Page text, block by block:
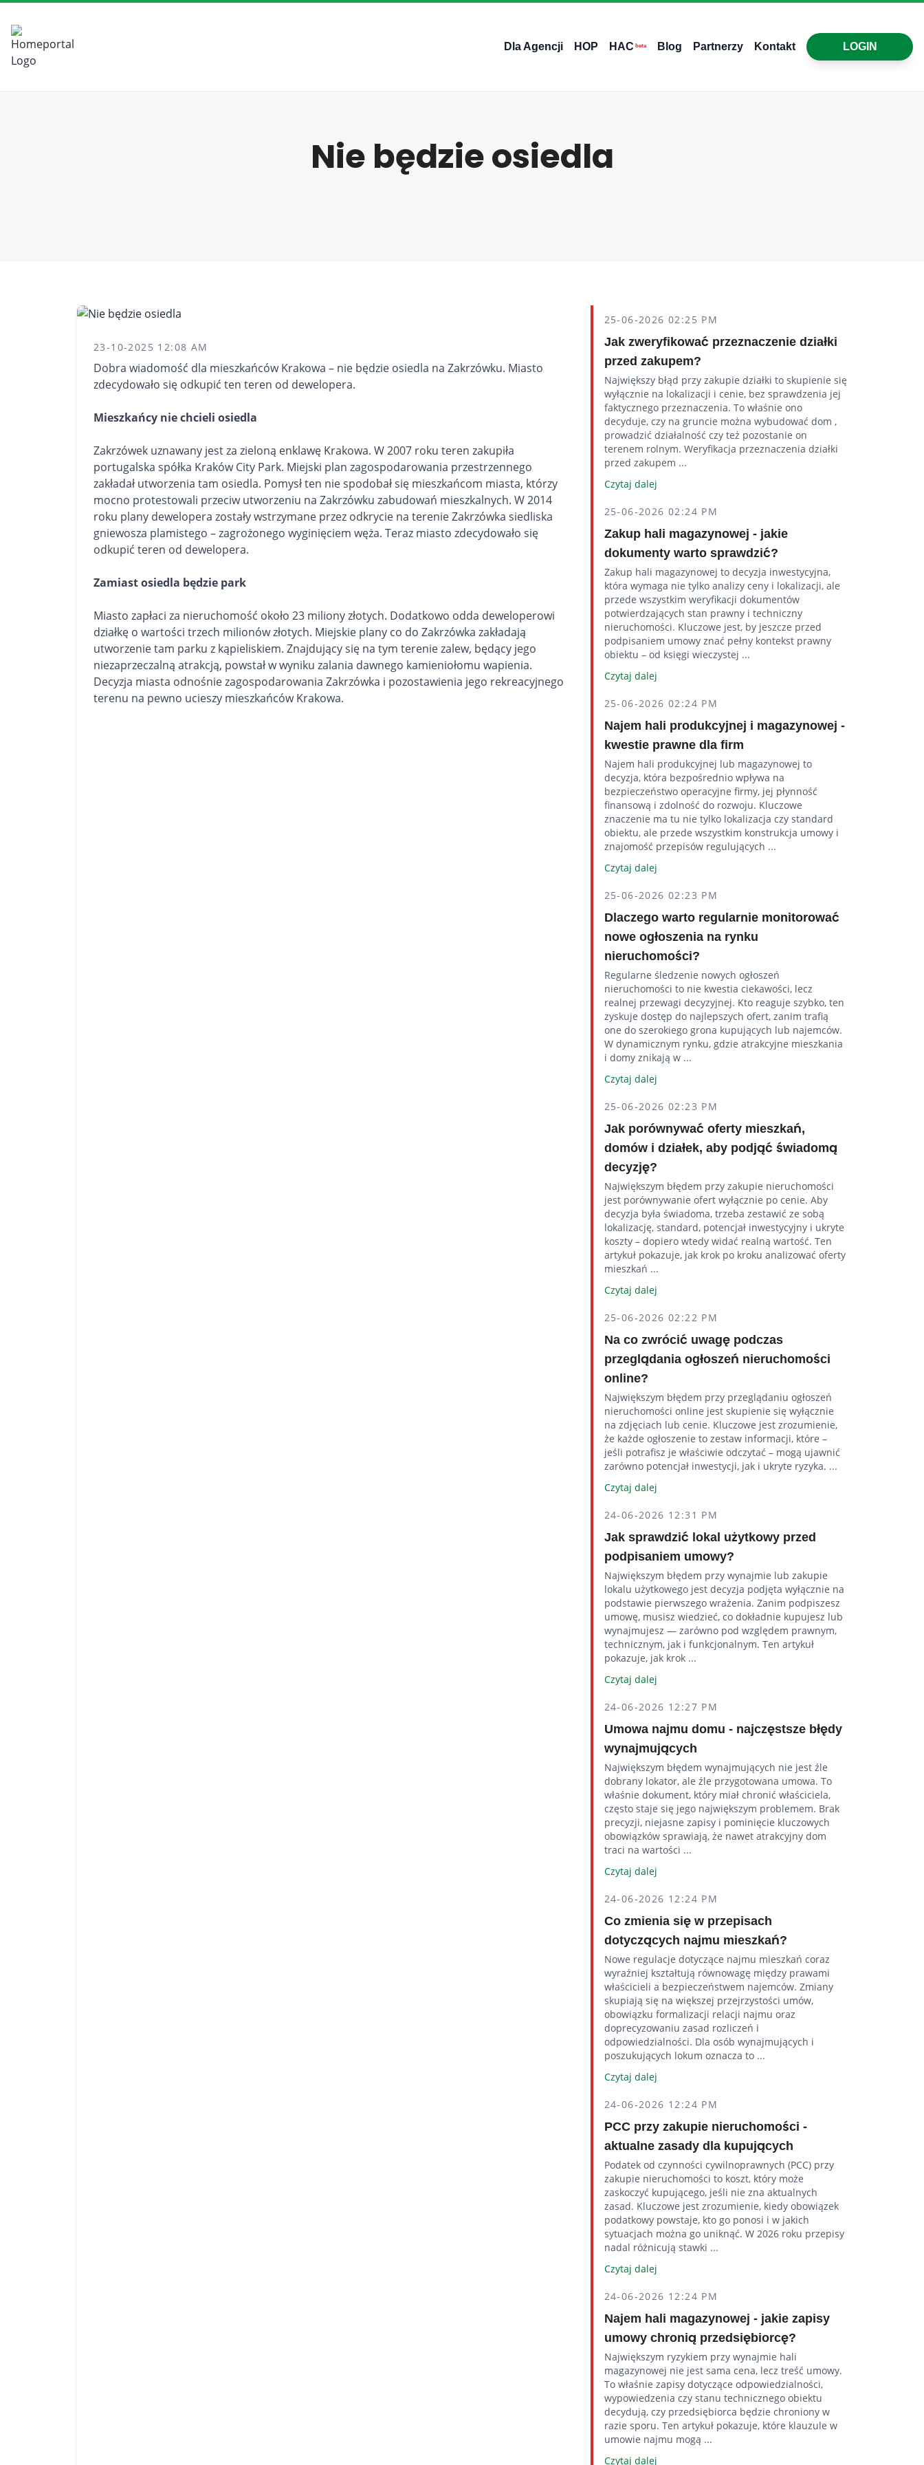
Dla Agencji HOP HAC beta Blog Partnerzy Kontakt LOGIN
Nie będzie osiedla
23-10-2025 12:08 AM
Dobra wiadomość dla mieszkańców Krakowa – nie będzie osiedla na Zakrzówku. Miasto
zdecydowało się odkupić ten teren od dewelopera.
Mieszkańcy nie chcieli osiedla
Zakrzówek uznawany jest za zieloną enklawę Krakowa. W 2007 roku teren zakupiła
portugalska spółka Kraków City Park. Miejski plan zagospodarowania przestrzennego
zakładał utworzenia tam osiedla. Pomysł ten nie spodobał się mieszkańcom miasta, którzy
mocno protestowali przeciw utworzeniu na Zakrzówku zabudowań mieszkalnych. W 2014
roku plany dewelopera zostały wstrzymane przez odkrycie na terenie Zakrzówka siedliska
gniewosza plamistego – zagrożonego wyginięciem węża. Teraz miasto zdecydowało się
odkupić teren od dewelopera.
Zamiast osiedla będzie park
Miasto zapłaci za nieruchomość około 23 miliony złotych. Dodatkowo odda deweloperowi
działkę o wartości trzech milionów złotych. Miejskie plany co do Zakrzówka zakładają
utworzenie tam parku z kąpieliskiem. Znajdujący się na tym terenie zalew, będący jego
niezaprzeczalną atrakcją, powstał w wyniku zalania dawnego kamieniołomu wapienia.
Decyzja miasta odnośnie zagospodarowania Zakrzówka i pozostawienia jego rekreacyjnego
terenu na pewno ucieszy mieszkańców Krakowa.
25-06-2026 02:25 PM
Jak zweryfikować przeznaczenie działki
przed zakupem?
Największy błąd przy zakupie działki to skupienie się
wyłącznie na lokalizacji i cenie, bez sprawdzenia jej
faktycznego przeznaczenia. To właśnie ono
decyduje, czy na gruncie można wybudować dom ,
prowadzić działalność czy też pozostanie on
terenem rolnym. Weryfikacja przeznaczenia działki
przed zakupem ...
Czytaj dalej
25-06-2026 02:24 PM
Zakup hali magazynowej - jakie
dokumenty warto sprawdzić?
Zakup hali magazynowej to decyzja inwestycyjna,
która wymaga nie tylko analizy ceny i lokalizacji, ale
przede wszystkim weryfikacji dokumentów
potwierdzających stan prawny i techniczny
nieruchomości. Kluczowe jest, by jeszcze przed
podpisaniem umowy znać pełny kontekst prawny
obiektu – od księgi wieczystej ...
Czytaj dalej
25-06-2026 02:24 PM
Najem hali produkcyjnej i magazynowej -
kwestie prawne dla firm
Najem hali produkcyjnej lub magazynowej to
decyzja, która bezpośrednio wpływa na
bezpieczeństwo operacyjne firmy, jej płynność
finansową i zdolność do rozwoju. Kluczowe
znaczenie ma tu nie tylko lokalizacja czy standard
obiektu, ale przede wszystkim konstrukcja umowy i
znajomość przepisów regulujących ...
Czytaj dalej
25-06-2026 02:23 PM
Dlaczego warto regularnie monitorować
nowe ogłoszenia na rynku
nieruchomości?
Regularne śledzenie nowych ogłoszeń
nieruchomości to nie kwestia ciekawości, lecz
realnej przewagi decyzyjnej. Kto reaguje szybko, ten
zyskuje dostęp do najlepszych ofert, zanim trafią
one do szerokiego grona kupujących lub najemców.
W dynamicznym rynku, gdzie atrakcyjne mieszkania
i domy znikają w ...
Czytaj dalej
25-06-2026 02:23 PM
Jak porównywać oferty mieszkań,
domów i działek, aby podjąć świadomą
decyzję?
Największym błędem przy zakupie nieruchomości
jest porównywanie ofert wyłącznie po cenie. Aby
decyzja była świadoma, trzeba zestawić ze sobą
lokalizację, standard, potencjał inwestycyjny i ukryte
koszty – dopiero wtedy widać realną wartość. Ten
artykuł pokazuje, jak krok po kroku analizować oferty
mieszkań ...
Czytaj dalej
25-06-2026 02:22 PM
Na co zwrócić uwagę podczas
przeglądania ogłoszeń nieruchomości
online?
Największym błędem przy przeglądaniu ogłoszeń
nieruchomości online jest skupienie się wyłącznie
na zdjęciach lub cenie. Kluczowe jest zrozumienie,
że każde ogłoszenie to zestaw informacji, które –
jeśli potrafisz je właściwie odczytać – mogą ujawnić
zarówno potencjał inwestycji, jak i ukryte ryzyka. ...
Czytaj dalej
24-06-2026 12:31 PM
Jak sprawdzić lokal użytkowy przed
podpisaniem umowy?
Największym błędem przy wynajmie lub zakupie
lokalu użytkowego jest decyzja podjęta wyłącznie na
podstawie pierwszego wrażenia. Zanim podpiszesz
umowę, musisz wiedzieć, co dokładnie kupujesz lub
wynajmujesz — zarówno pod względem prawnym,
technicznym, jak i funkcjonalnym. Ten artykuł
pokazuje, jak krok ...
Czytaj dalej
24-06-2026 12:27 PM
Umowa najmu domu - najczęstsze błędy
wynajmujących
Największym błędem wynajmujących nie jest źle
dobrany lokator, ale źle przygotowana umowa. To
właśnie dokument, który miał chronić właściciela,
często staje się jego największym problemem. Brak
precyzji, niejasne zapisy i pominięcie kluczowych
obowiązków sprawiają, że nawet atrakcyjny dom
traci na wartości ...
Czytaj dalej
24-06-2026 12:24 PM
Co zmienia się w przepisach
dotyczących najmu mieszkań?
Nowe regulacje dotyczące najmu mieszkań coraz
wyraźniej kształtują równowagę między prawami
właścicieli a bezpieczeństwem najemców. Zmiany
skupiają się na większej przejrzystości umów,
obowiązku formalizacji relacji najmu oraz
doprecyzowaniu zasad rozliczeń i
odpowiedzialności. Dla osób wynajmujących i
poszukujących lokum oznacza to ...
Czytaj dalej
24-06-2026 12:24 PM
PCC przy zakupie nieruchomości -
aktualne zasady dla kupujących
Podatek od czynności cywilnoprawnych (PCC) przy
zakupie nieruchomości to koszt, który może
zaskoczyć kupującego, jeśli nie zna aktualnych
zasad. Kluczowe jest zrozumienie, kiedy obowiązek
podatkowy powstaje, kto go ponosi i w jakich
sytuacjach można go uniknąć. W 2026 roku przepisy
nadal różnicują stawki ...
Czytaj dalej
24-06-2026 12:24 PM
Najem hali magazynowej - jakie zapisy
umowy chronią przedsiębiorcę?
Największym ryzykiem przy wynajmie hali
magazynowej nie jest sama cena, lecz treść umowy.
To właśnie zapisy dotyczące odpowiedzialności,
wypowiedzenia czy stanu technicznego obiektu
decydują, czy przedsiębiorca będzie chroniony w
razie sporu. Ten artykuł pokazuje, które klauzule w
umowie najmu mogą ...
Czytaj dalej